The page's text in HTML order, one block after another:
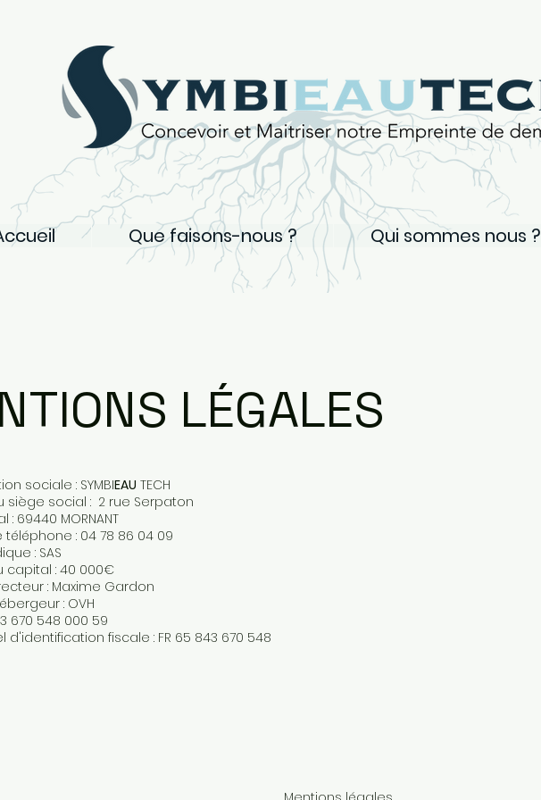
Que faisons-nous ? Qui sommes nous ?
LÉGALES
sociale : SYMBIEAU TECH
siège social : 2 rue Serpaton
: 69440 MORNANT
téléphone : 04 78 86 04 09
: SAS
capital : 40 000€
: Maxime Gardon
: OVH
670 548 000 59
d'identification fiscale : FR 65 843 670 548